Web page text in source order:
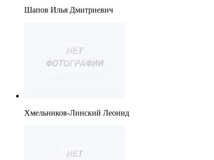
Шапов Илья Дмитриевич
Хмельников-Линский Леонид